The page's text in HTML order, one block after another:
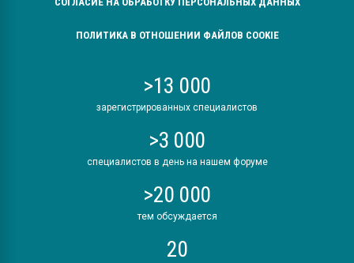
ПОЛИТИКА В ОТНОШЕНИИ ФАЙЛОВ COOKIE
>13 000
зарегистрированных специалистов
>3 000
специалистов в день на нашем форуме
>20 000
тем обсуждается
20